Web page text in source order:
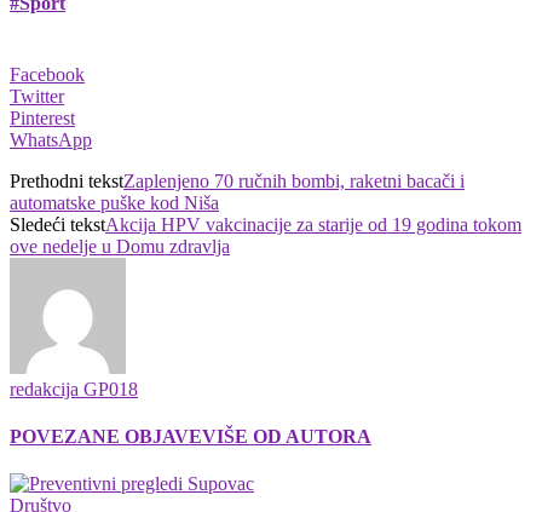
Facebook
Twitter
Pinterest
WhatsApp
Prethodni tekstZaplenjeno 70 ručnih bombi, raketni bacači i
automatske puške kod Niša
Sledeći tekstAkcija HPV vakcinacije za starije od 19 godina tokom
ove nedelje u Domu zdravlja
redakcija GP018
POVEZANE OBJAVEVIŠE OD AUTORA
Društvo